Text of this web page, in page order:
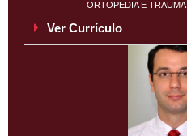
ORTOPEDIA E
Ver Currículo